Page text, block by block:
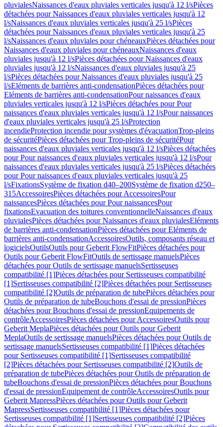
pluvialesNaissances d'eaux pluviales verticales jusqu'à 12 l/sPièces
détachées pour Naissances d'eaux pluviales verticales jusqu'à 12
l/sNaissances d'eaux pluviales verticales jusqu'à 25 l/sPièces
détachées pour Naissances d'eaux pluviales verticales jusqu'à 25
l/sNaissances d'eaux pluviales pour chéneauxPièces détachées pour
Naissances d'eaux pluviales pour chéneauxNaissances d'eaux
pluviales jusqu'à 12 l/sPièces détachées pour Naissances d'eaux
pluviales jusqu'à 12 l/sNaissances d'eaux pluviales jusqu'à 25
l/sPièces détachées pour Naissances d'eaux pluviales jusqu'à 25
l/sEléments de barrières anti-condensationPièces détachées pour
Eléments de barrières anti-condensationPour naissances d'eaux
pluviales verticales jusqu'à 12 l/sPièces détachées pour Pour
naissances d'eaux pluviales verticales jusqu'à 12 l/sPour naissances
d'eaux pluviales verticales jusqu'à 25 l/sProtection
incendieProtection incendie pour systèmes d'évacuationTrop-pleins
de sécuritéPièces détachées pour Trop-pleins de sécuritéPour
naissances d'eaux pluviales verticales jusqu'à 12 l/sPièces détachées
pour Pour naissances d'eaux pluviales verticales jusqu'à 12 l/sPour
naissances d'eaux pluviales verticales jusqu'à 25 l/sPièces détachées
pour Pour naissances d'eaux pluviales verticales jusqu'à 25
l/sFixationsSystème de fixation d40–200Système de fixation d250–
315AccessoiresPièces détachées pour AccessoiresPour
naissancesPièces détachées pour Pour naissancesPour
fixationsEvacuation des toitures conventionnelleNaissances d'eaux
pluvialesPièces détachées pour Naissances d'eaux pluvialesEléments
de barrières anti-condensationPièces détachées pour Eléments de
barrières anti-condensationAccessoiresOutils, composants réseau et
logicielsOutilsOutils pour Geberit FlowFitPièces détachées pour
Outils pour Geberit FlowFitOutils de sertissage manuelsPièces
détachées pour Outils de sertissage manuelsSertisseuses
compatibilité [1]Pièces détachées pour Sertisseuses compatibilité
[1]Sertisseuses compatibilité [2]Pièces détachées pour Sertisseuses
compatibilité [2]Outils de préparation de tubePièces détachées pour
Outils de préparation de tubeBouchons d'essai de pressionPièces
détachées pour Bouchons d'essai de pressionEquipements de
contrôleAccessoiresPièces détachées pour AccessoiresOutils pour
Geberit MeplaPièces détachées pour Outils pour Geberit
MeplaOutils de sertissage manuelsPièces détachées pour Outils de
sertissage manuelsSertisseuses compatibilité [1]Pièces détachées
pour Sertisseuses compatibilité [1]Sertisseuses compatibilité
[2]Pièces détachées pour Sertisseuses compatibilité [2]Outils de
préparation de tubePièces détachées pour Outils de préparation de
tubeBouchons d'essai de pressionPièces détachées pour Bouchons
d'essai de pressionEquipement de contrôleAccessoiresOutils pour
Geberit MapressPièces détachées pour Outils pour Geberit
MapressSertisseuses compatibilité [1]Pièces détachées pour
Sertisseuses compatibilité [1]Sertisseuses compatibilité [2]Pièces